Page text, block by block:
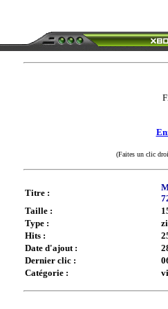
(Faites un clic
Titre :
Taille :
Type :
Hits :
Date d'ajout :
Dernier clic :
Catégorie :